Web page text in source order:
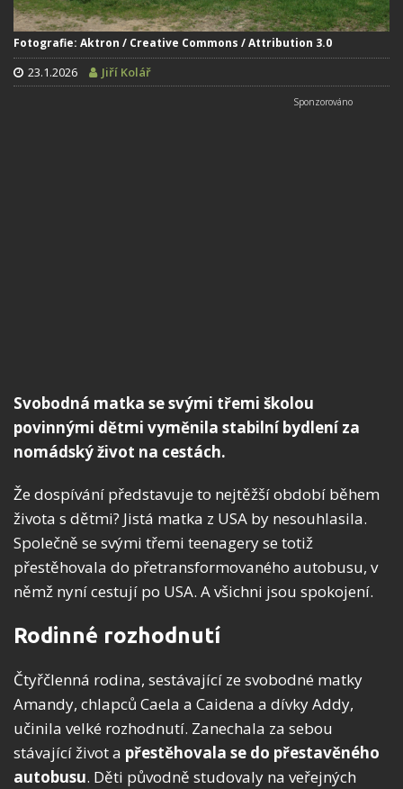
Fotografie: Aktron / Creative Commons / Attribution 3.0
23.1.2026 Jiří Kolář
Svobodná matka se svými třemi školou
povinnými dětmi vyměnila stabilní bydlení za
nomádský život na cestách.
Že dospívání představuje to nejtěžší období během
života s dětmi? Jistá matka z USA by nesouhlasila.
Společně se svými třemi teenagery se totiž
přestěhovala do přetransformovaného autobusu, v
němž nyní cestují po USA. A všichni jsou spokojení.
Rodinné rozhodnutí
Čtyřčlenná rodina, sestávající ze svobodné matky
Amandy, chlapců Caela a Caidena a dívky Addy,
učinila velké rozhodnutí. Zanechala za sebou
stávající život a přestěhovala se do přestavěného
autobusu. Děti původně studovaly na veřejných